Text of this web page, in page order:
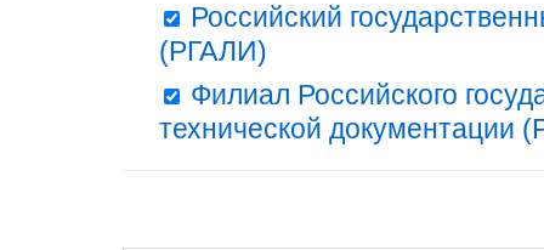
Российский
(РГАЛИ)
Филиал Российского
технической документации